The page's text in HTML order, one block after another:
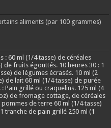
aliments (par 100 grammes)
: 60 ml (1/4 tasse) de céréales
de fruits égouttés. 10 heures 30 : 1
de légumes écrasés. 10 ml (2
de lait 60 ml (1/4 tasse) de purée
Pain grillé ou craquelins. 125 ml (4
de fromage cottage, de céréales
de terre 60 ml (1/4 tasse)
tranche de pain grillé 250 ml (1